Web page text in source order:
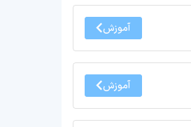
آموزش
آموزش